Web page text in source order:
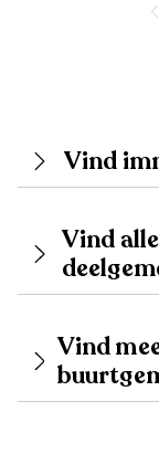
Vind
Vind
Vind